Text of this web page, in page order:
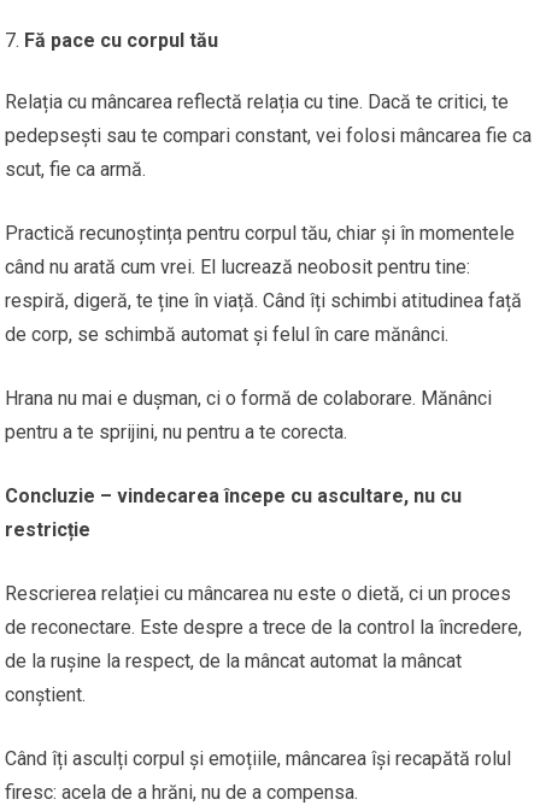
Fă pace cu corpul tău
Relația cu mâncarea reflectă relația cu tine. Dacă te critici, te
pedepsești sau te compari constant, vei folosi mâncarea fie ca
scut, fie ca armă.
Practică recunoștința pentru corpul tău, chiar și în momentele
când nu arată cum vrei. El lucrează neobosit pentru tine:
respiră, digeră, te ține în viață. Când îți schimbi atitudinea față
de corp, se schimbă automat și felul în care mănânci.
Hrana nu mai e dușman, ci o formă de colaborare. Mănânci
pentru a te sprijini, nu pentru a te corecta.
Concluzie – vindecarea începe cu ascultare, nu cu
restricție
Rescrierea relației cu mâncarea nu este o dietă, ci un proces
de reconectare. Este despre a trece de la control la încredere,
de la rușine la respect, de la mâncat automat la mâncat
conștient.
Când îți asculți corpul și emoțiile, mâncarea își recapătă rolul
firesc: acela de a hrăni, nu de a compensa.